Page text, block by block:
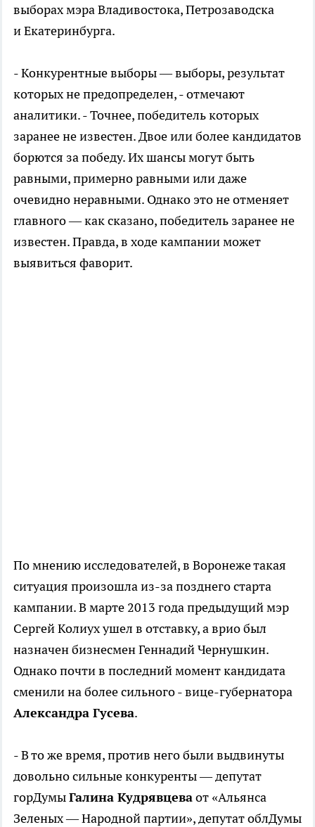
выборах мэра Владивостока, Петрозаводска
и Екатеринбурга.
- Конкурентные выборы — выборы, результат
которых не предопределен, - отмечают
аналитики. - Точнее, победитель которых
заранее не известен. Двое или более кандидатов
борются за победу. Их шансы могут быть
равными, примерно равными или даже
очевидно неравными. Однако это не отменяет
главного — как сказано, победитель заранее не
известен. Правда, в ходе кампании может
выявиться фаворит.
По мнению исследователей, в Воронеже такая
ситуация произошла из-за позднего старта
кампании. В марте 2013 года предыдущий мэр
Сергей Колиух ушел в отставку, а врио был
назначен бизнесмен Геннадий Чернушкин.
Однако почти в последний момент кандидата
сменили на более сильного - вице-губернатора
Александра Гусева.
- В то же время, против него были выдвинуты
довольно сильные конкуренты — депутат
горДумыГалина Кудрявцеваот «Альянса
Зеленых — Народной партии», депутат облДумы